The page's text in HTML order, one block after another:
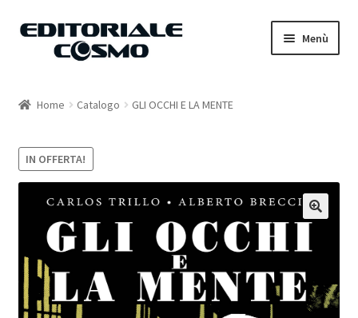
Vai
Vai
Menù
Carrello
Il mio account
Home Catalogo GLI OCCHI E LA MENTE
IN OFFERTA!